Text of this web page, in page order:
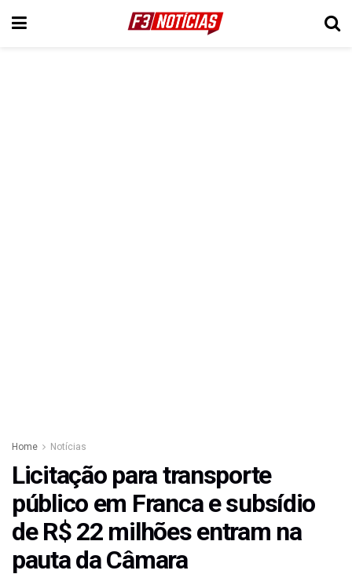
Home Notícias
Licitação para transporte
público em Franca e subsídio
de R$ 22 milhões entram na
pauta da Câmara